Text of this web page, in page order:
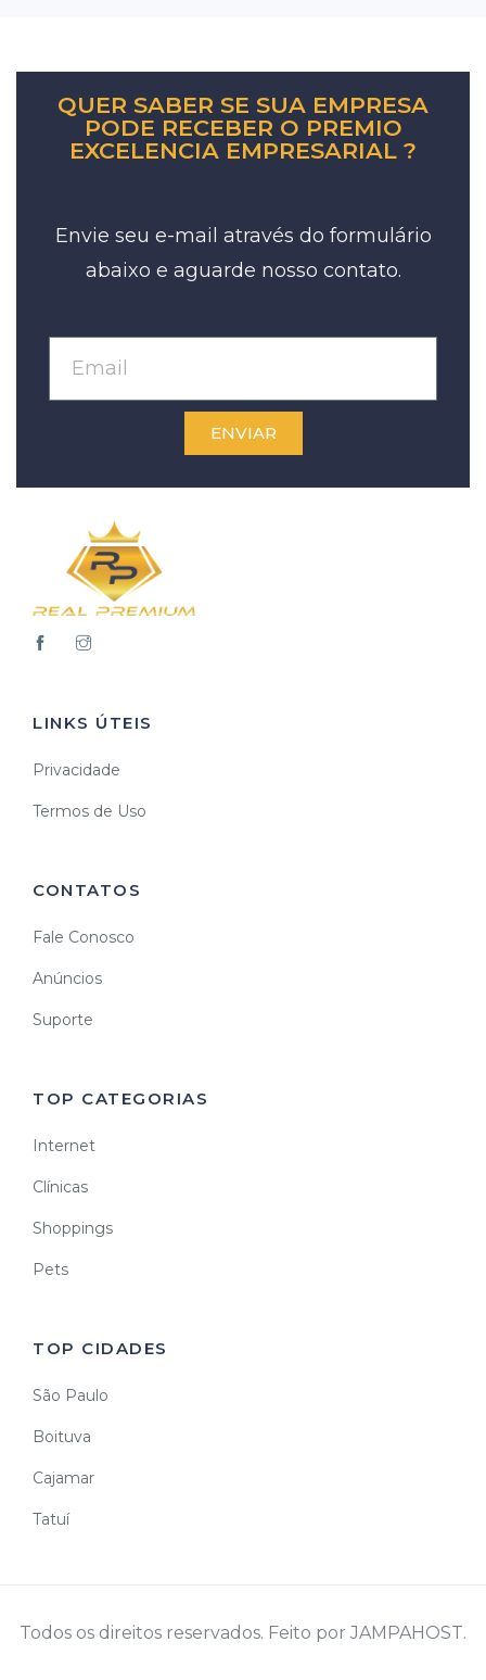
QUER SABER SE SUA EMPRESA
PODE RECEBER O PREMIO
EXCELENCIA EMPRESARIAL ?
Envie seu e-mail através do formulário
abaixo e aguarde nosso contato.
ENVIAR
LINKS ÚTEIS
Privacidade
Termos de Uso
CONTATOS
Fale Conosco
Anúncios
Suporte
TOP CATEGORIAS
Internet
Clínicas
Shoppings
Pets
TOP CIDADES
São Paulo
Boituva
Cajamar
Tatuí
Todos os direitos reservados. Feito por JAMPAHOST.